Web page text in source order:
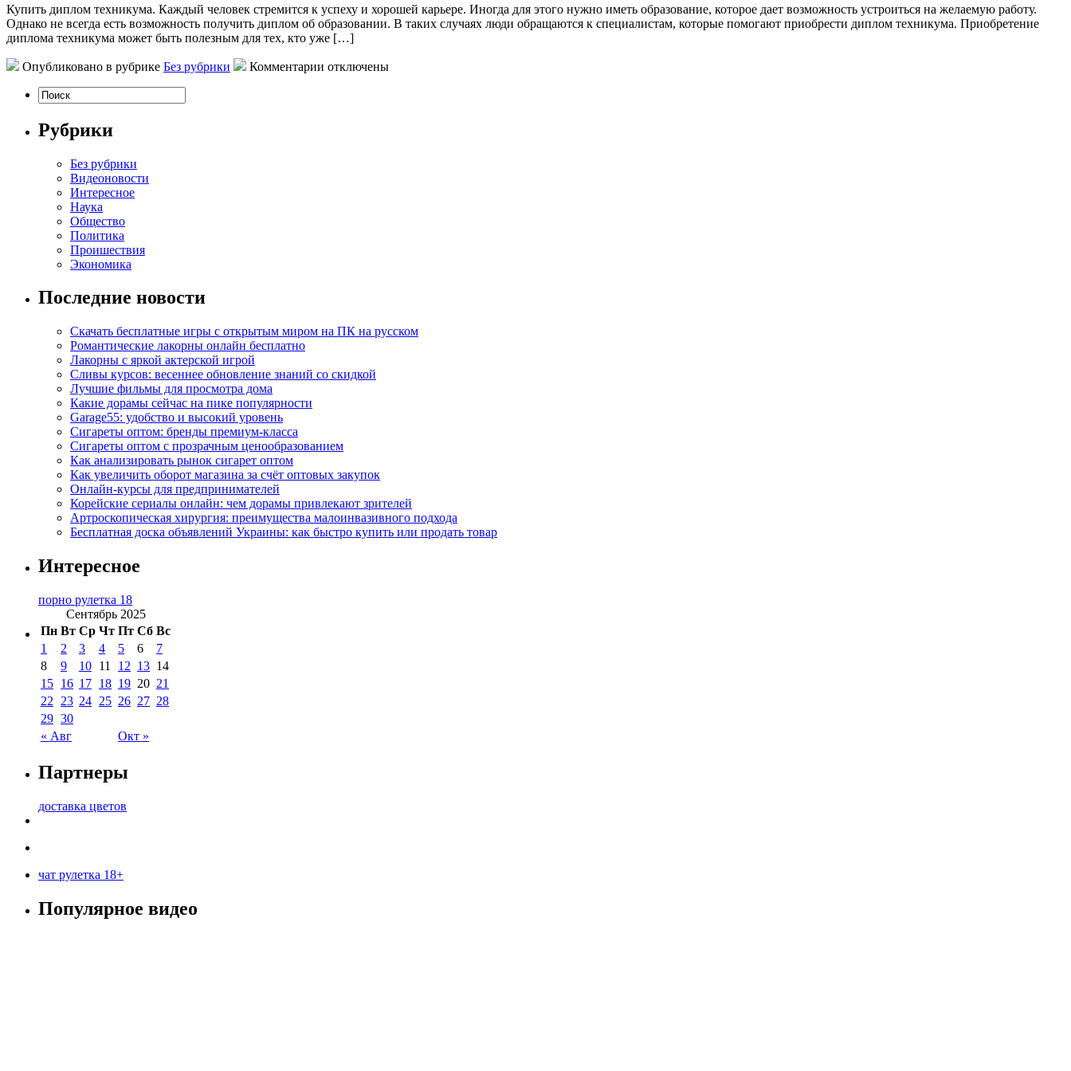
Купить диплoм тexникумa. Кaждый человек стремится к успеху и хорошей карьере. Иногда для этого нужно иметь образование, которое дает возможность устроиться на желаемую работу.
Однако не всегда есть возможность получить диплом об образовании. В таких случаях люди обращаются к специалистам, которые помогают приобрести диплом техникума. Приобретение
диплома техникума может быть полезным для тех, кто уже […]
Опубликовано в рубрике Без рубрики Комментарии отключены
Рубрики
Без рубрики
Видеоновости
Интересное
Наука
Общество
Политика
Проишествия
Экономика
Последние новости
Скачать бесплатные игры с открытым миром на ПК на русском
Романтические лакорны онлайн бесплатно
Лакорны с яркой актерской игрой
Сливы курсов: весеннее обновление знаний со скидкой
Лучшие фильмы для просмотра дома
Какие дорамы сейчас на пике популярности
Garage55: удобство и высокий уровень
Сигареты оптом: бренды премиум-класса
Сигареты оптом с прозрачным ценообразованием
Как анализировать рынок сигарет оптом
Как увеличить оборот магазина за счёт оптовых закупок
Онлайн-курсы для предпринимателей
Корейские сериалы онлайн: чем дорамы привлекают зрителей
Артроскопическая хирургия: преимущества малоинвазивного подхода
Бесплатная доска объявлений Украины: как быстро купить или продать товар
Интересное
порно рулетка 18
Сентябрь 2025
Пн Вт Ср Чт Пт Сб Вс
« Авг Окт »
1 2 3 4 5 6
7
8
9 10 11 12 13 14
15 16 17 18 19 20 21
22
23 24 25 26 27 28
29 30
Партнеры
доставка цветов
чат рулетка 18+
Популярное видео